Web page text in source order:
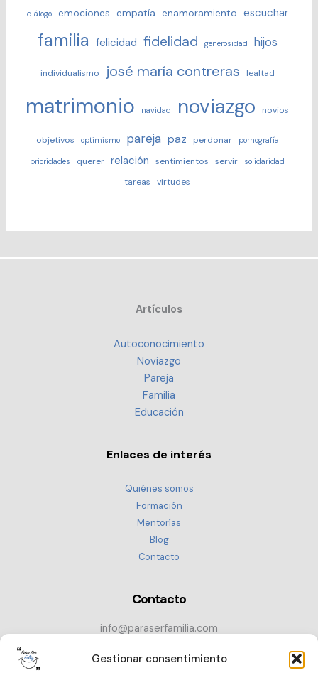
Gestionar consentimiento
diálogo emociones empatía enamoramiento escuchar
familia felicidad fidelidad generosidad hijos
individualismo josé maría contreras lealtad
matrimonio navidad noviazgo novios
objetivos optimismo pareja paz perdonar pornografía
prioridades querer relación sentimientos servir solidaridad
tareas virtudes
Artículos
Autoconocimiento
Noviazgo
Pareja
Familia
Educación
Enlaces de interés
Quiénes somos
Formación
Mentorías
Blog
Contacto
Contacto
info@paraserfamilia.com